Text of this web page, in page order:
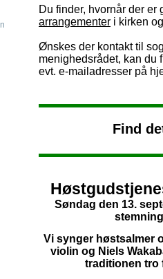
Du finder, hvornår der er
arrangementer i kirken
Ønskes der kontakt til
menighedsrådet, kan du
evt. e-mailadresser på
Find
Søndag den 13.
Vi synger høstsalmer
violin og Niels
traditionen tro